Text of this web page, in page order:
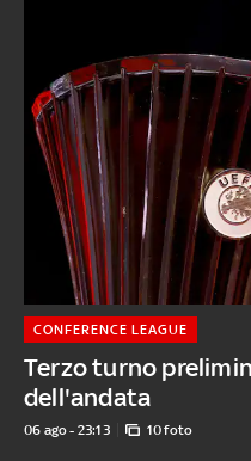
Terzo turno
dell'andata
CONFERENCE LEAGUE
06 ago - 23:13 10 foto